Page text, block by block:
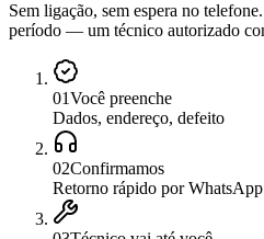
Sem ligação, sem espera no
período — um técnico autorizado
01Você preenche
Dados, endereço, defeito
02Confirmamos
Retorno rápido por WhatsApp